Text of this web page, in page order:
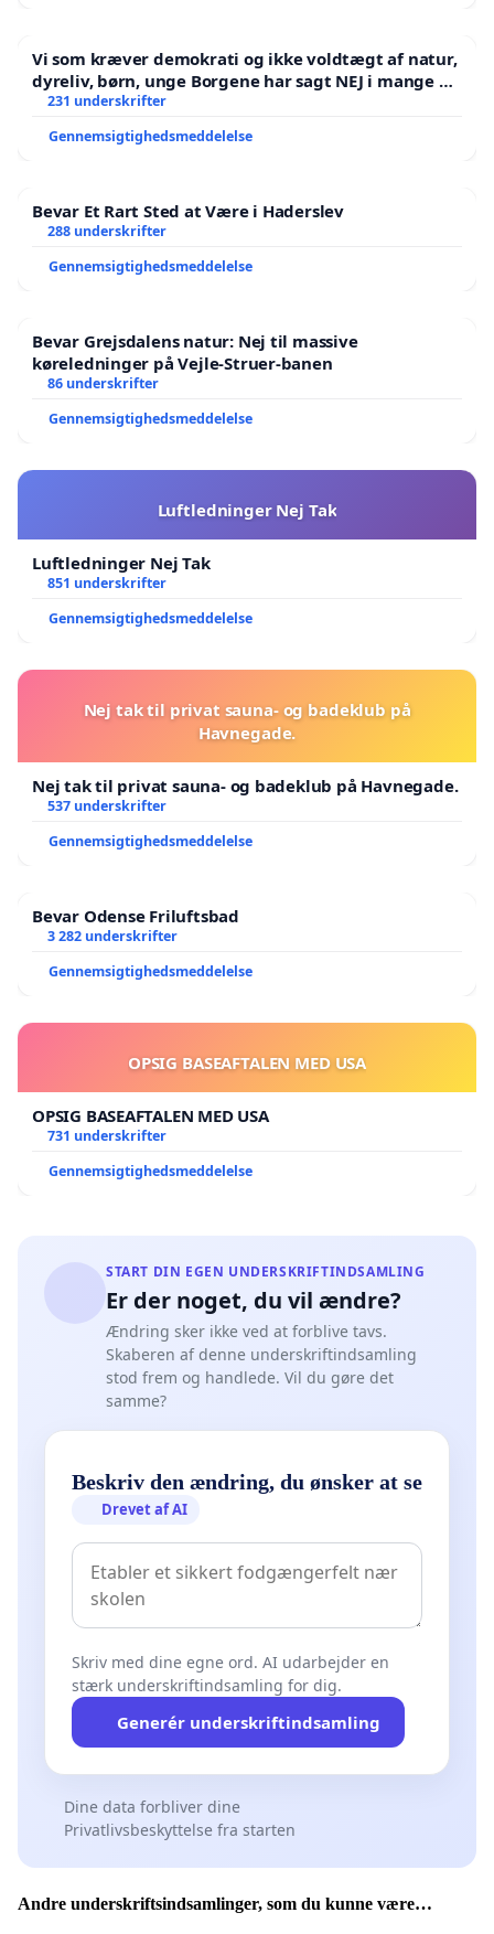
Vi som kræver demokrati og ikke voldtægt af natur,
dyreliv, børn, unge Borgene har sagt NEJ i mange år.
Der er
231 underskrifter
Gennemsigtighedsmeddelelse
Bevar Et Rart Sted at Være i Haderslev
288 underskrifter
Gennemsigtighedsmeddelelse
Bevar Grejsdalens natur: Nej til massive
køreledninger på Vejle-Struer-banen
86 underskrifter
Gennemsigtighedsmeddelelse
Luftledninger Nej Tak
Luftledninger Nej Tak
851 underskrifter
Gennemsigtighedsmeddelelse
Nej tak til privat sauna- og badeklub på
Havnegade.
Nej tak til privat sauna- og badeklub på Havnegade.
537 underskrifter
Gennemsigtighedsmeddelelse
Bevar Odense Friluftsbad
3 282 underskrifter
Gennemsigtighedsmeddelelse
OPSIG BASEAFTALEN MED USA
OPSIG BASEAFTALEN MED USA
731 underskrifter
Gennemsigtighedsmeddelelse
START DIN EGEN UNDERSKRIFTINDSAMLING
Er der noget, du vil ændre?
Ændring sker ikke ved at forblive tavs.
Skaberen af denne underskriftindsamling
stod frem og handlede. Vil du gøre det
samme?
Beskriv den ændring, du ønsker at se
Drevet af AI
Skriv med dine egne ord. AI udarbejder en
stærk underskriftindsamling for dig.
Generér underskriftindsamling
Dine data forbliver dine
Privatlivsbeskyttelse fra starten
Andre underskriftsindsamlinger, som du kunne være